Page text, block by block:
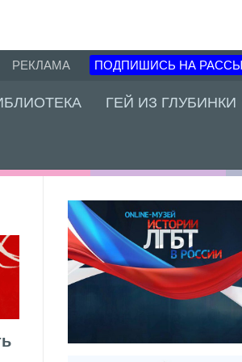
РЕКЛАМА ПОДПИШИСЬ НА
ГЕЙ ИЗ ГЛУБИНКИ